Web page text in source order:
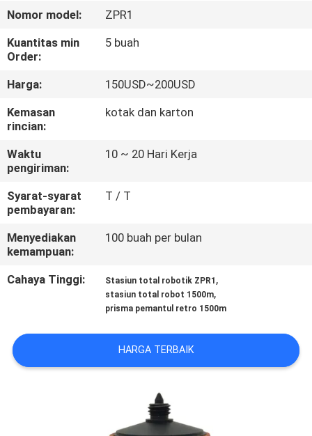
PABRIK
KUALITAS
KAMI
PERMINTAAN
PENAWARAN
SITEMAP
POLICY
Nomor model:
ZPR1
Kuantitas min
Order:
5 buah
Harga:
150USD~200USD
Kemasan
rincian:
kotak dan karton
Waktu
pengiriman:
10 ~ 20 Hari Kerja
Syarat-syarat
pembayaran:
T / T
Menyediakan
kemampuan:
100 buah per bulan
Cahaya Tinggi: Stasiun total robotik ZPR1 ,
stasiun total robot 1500m,
prisma pemantul retro 1500m
HARGA TERBAIK